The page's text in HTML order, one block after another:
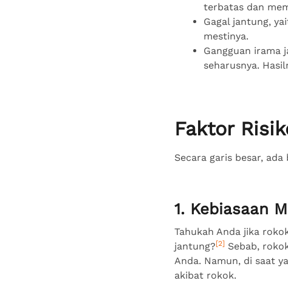
terbatas dan
Gagal jantung,
mestinya.
Gangguan irama
seharusnya.
Faktor
Secara garis besar,
1. Kebiasaan
Tahukah Anda jika
jantung?[2] Sebab,
Anda. Namun, di saat
akibat rokok.